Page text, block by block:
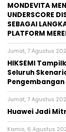
MONDEVITA
UNDERSCORE
SEBAGAI
PLATFORM
Jumat, 7 Agustus
HIKSEMI
Seluruh
Jumat, 7 Agustus
Huawei Jadi
Kamis, 6 Agustus